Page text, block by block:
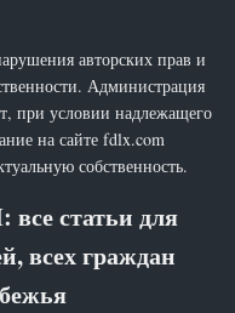
авторских прав и
Администрация
при условии надлежащего
на сайте fdlx.com
собственность.
статьи для
всех граждан